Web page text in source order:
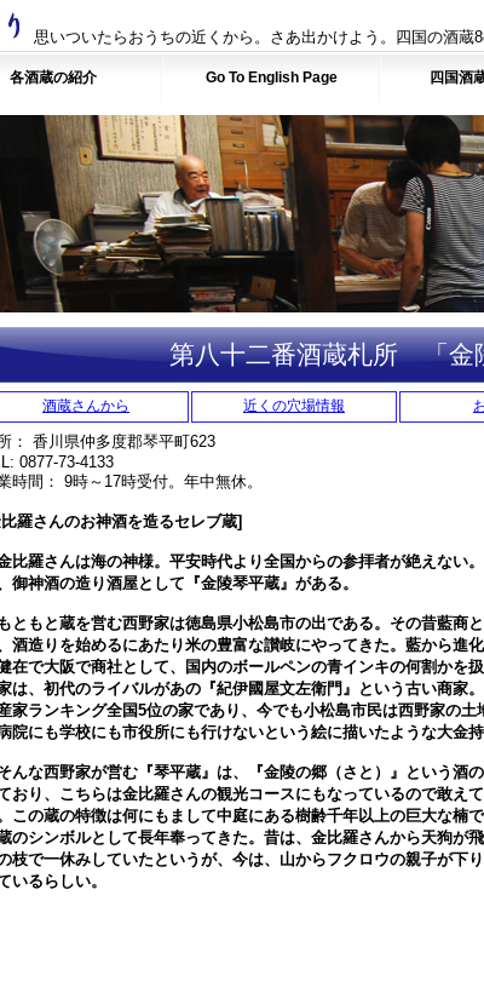
思いついたらおうちの近くから。さあ出かけよう。四国の酒蔵
各酒蔵の紹介 Go To English Page 四国酒
第八十二番酒蔵札所 「
酒蔵さんから 近くの穴場情報
： 香川県仲多度郡琴平町623
0877-73-4133
時間： 9時～17時受付。年中無休。
羅さんのお神酒を造るセレブ蔵]
羅さんは海の神様。平安時代より全国からの参拝者が絶えない
御神酒の造り酒屋として『金陵琴平蔵』がある。
もと蔵を営む西野家は徳島県小松島市の出である。その昔藍商
酒造りを始めるにあたり米の豊富な讃岐にやってきた。藍から進
在で大阪で商社として、国内のボールペンの青インキの何割かを
は、初代のライバルがあの『紀伊國屋文左衛門』という古い商家
家ランキング全国5位の家であり、今でも小松島市民は西野家の土
院にも学校にも市役所にも行けないという絵に描いたような大金持
な西野家が営む『琴平蔵』は、『金陵の郷（さと）』という酒
おり、こちらは金比羅さんの観光コースにもなっているので敢え
この蔵の特徴は何にもまして中庭にある樹齢千年以上の巨大な楠
のシンボルとして長年奉ってきた。昔は、金比羅さんから天狗が
枝で一休みしていたというが、今は、山からフクロウの親子が下
いるらしい。